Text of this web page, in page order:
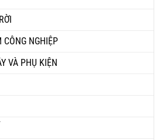
NGHIỆP
VÀ PHỤ KIỆN